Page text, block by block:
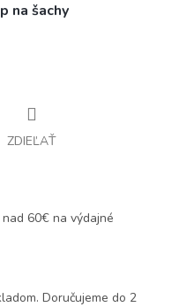
na šachy
ZDIEĽAŤ
60€ na výdajné
Doručujeme do 2